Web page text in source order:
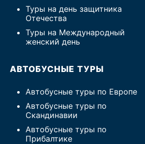
Туры на день защитника
Отечества
Туры на Международный
женский день
АВТОБУСНЫЕ ТУРЫ
Автобусные туры по Европе
Автобусные туры по
Скандинавии
Автобусные туры по
Прибалтике